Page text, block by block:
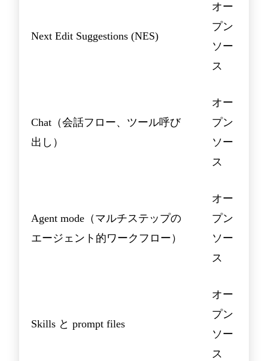
Next Edit Suggestions (NES)
オー
プン
ソー
ス
Chat（会話フロー、ツール呼び
出し）
オー
プン
ソー
ス
Agent mode（マルチステップの
エージェント的ワークフロー）
オー
プン
ソー
ス
Skills と prompt files
オー
プン
ソー
ス